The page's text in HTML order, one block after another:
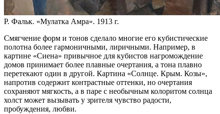
Р. Фальк. «Мулатка Амра». 1913 г.
Смягчение форм и тонов сделало многие его кубистические
полотна более гармоничными, лиричными. Например, в
картине «Сиена» привычное для кубистов нагромождение
домов принимает более плавные очертания, а тона плавно
перетекают один в другой. Картина «Солнце. Крым. Козы»,
напротив содержит контрастные оттенки, но очертания
сохраняют мягкость, а в паре с необычным колоритом солнца
холст может вызывать у зрителя чувство радости,
пробуждения, любви.